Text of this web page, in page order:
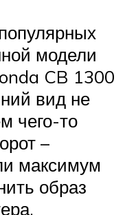
модели
CB 1300
вид не
чего-то
–
максимум
образ